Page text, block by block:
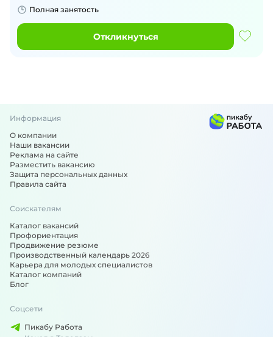
Полная занятость
Откликнуться
Информация
О компании
Наши вакансии
Реклама на сайте
Разместить вакансию
Защита персональных данных
Правила сайта
Соискателям
Каталог вакансий
Профориентация
Продвижение резюме
Производственный календарь 2026
Карьера для молодых специалистов
Каталог компаний
Блог
Соцсети
Пикабу Работа